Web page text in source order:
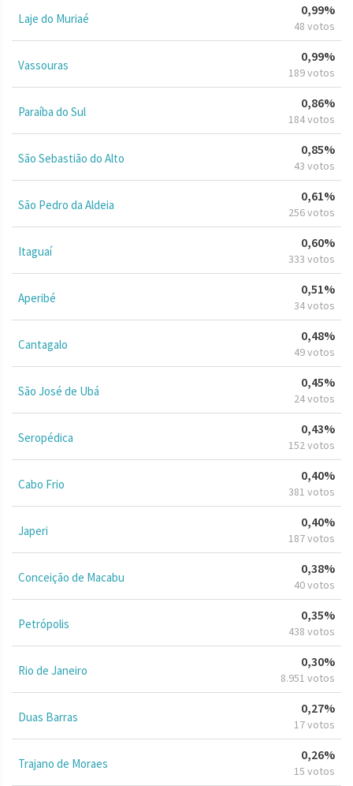
Laje do Muriaé
0,99%
48 votos
Vassouras
0,99%
189 votos
Paraíba do Sul
0,86%
184 votos
São Sebastião do Alto
0,85%
43 votos
São Pedro da Aldeia
0,61%
256 votos
Itaguaí
0,60%
333 votos
Aperibé
0,51%
34 votos
Cantagalo
0,48%
49 votos
São José de Ubá
0,45%
24 votos
Seropédica
0,43%
152 votos
Cabo Frio
0,40%
381 votos
Japeri
0,40%
187 votos
Conceição de Macabu
0,38%
40 votos
Petrópolis
0,35%
438 votos
Rio de Janeiro
0,30%
8.951 votos
Duas Barras
0,27%
17 votos
Trajano de Moraes
0,26%
15 votos